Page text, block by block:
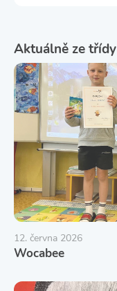
Aktuálně ze třídy
12. června 2026
Wocabee